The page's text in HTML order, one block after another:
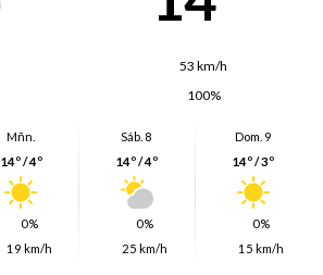
53 km/h
100%
Mñn.
14º / 4º
0%
19 km/h
Sáb. 8
14º / 4º
0%
25 km/h
Dom. 9
14º / 3º
0%
15 km/h